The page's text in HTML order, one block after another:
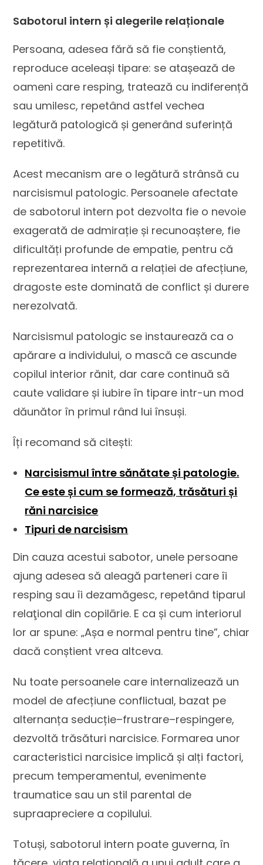
Sabotorul intern și alegerile relaționale
Persoana, adesea fără să fie conștientă,
reproduce aceleași tipare: se atașează de
oameni care resping, tratează cu indiferență
sau umilesc, repetând astfel vechea
legătură patologică și generând suferință
repetitivă.
Acest mecanism are o legătură strânsă cu
narcisismul patologic. Persoanele afectate
de sabotorul intern pot dezvolta fie o nevoie
exagerată de admirație și recunoaștere, fie
dificultăți profunde de empatie, pentru că
reprezentarea internă a relației de afecțiune,
dragoste este dominată de conflict și durere
nerezolvată.
Narcisismul patologic se instaurează ca o
apărare a individului, o mască ce ascunde
copilul interior rănit, dar care continuă să
caute validare și iubire în tipare intr-un mod
dăunător în primul rând lui însuși.
Îți recomand să citești:
Narcisismul între sănătate și patologie.
Ce este și cum se formează, trăsături și
răni narcisice
Tipuri de narcisism
Din cauza acestui sabotor, unele persoane
ajung adesea să aleagă parteneri care îi
resping sau îi dezamăgesc, repetând tiparul
relaţional din copilārie. E ca și cum interiorul
lor ar spune: „Așa e normal pentru tine”, chiar
dacă conștient vrea altceva.
Nu toate persoanele care internalizează un
model de afecțiune conflictual, bazat pe
alternanța seducție–frustrare–respingere,
dezvoltă trăsături narcisice. Formarea unor
caracteristici narcisice implică și alți factori,
precum temperamentul, evenimente
traumatice sau un stil parental de
supraapreciere a copilului.
Totuși, sabotorul intern poate guverna, în